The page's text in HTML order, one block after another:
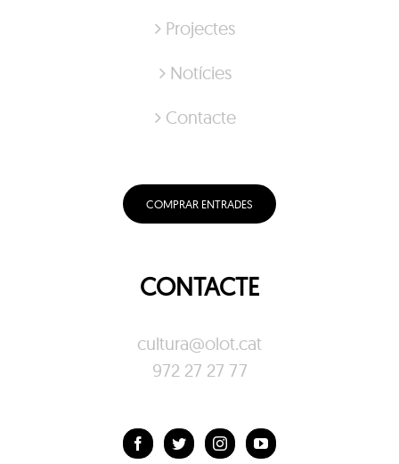
Projectes
Notícies
Contacte
COMPRAR ENTRADES
CONTACTE
cultura@olot.cat
972 27 27 77